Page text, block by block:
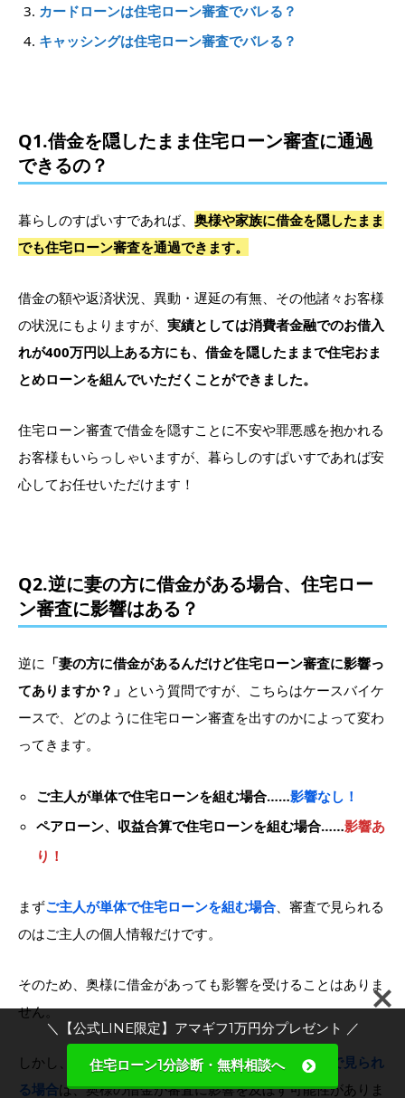
カードローンは住宅ローン審査でバレる？
キャッシングは住宅ローン審査でバレる？
Q1.借金を隠したまま住宅ローン審査に通過
できるの？
暮らしのすぱいすであれば、 奥様や家族に借金を隠したまま
でも住宅ローン審査を通過できます。
借金の額や返済状況、異動・遅延の有無、その他諸々お客様
の状況にもよりますが、 実績としては消費者金融でのお借入
れが400万円以上ある方にも、借金を隠したままで住宅おま
とめローンを組んでいただくことができました。
住宅ローン審査で借金を隠すことに不安や罪悪感を抱かれる
お客様もいらっしゃいますが、暮らしのすぱいすであれば安
心してお任せいただけます！
Q2.逆に妻の方に借金がある場合、住宅ロー
ン審査に影響はある？
逆に 「妻の方に借金があるんだけど住宅ローン審査に影響っ
てありますか？」 という質問ですが、こちらはケースバイケ
ースで、どのように住宅ローン審査を出すのかによって変わ
ってきます。
ご主人が単体で住宅ローンを組む場合……影響なし！
ペアローン、収益合算で住宅ローンを組む場合……影響あ
り！
まずご主人が単体で住宅ローンを組む場合、審査で見られる
のはご主人の個人情報だけです。
そのため、奥様に借金があっても影響を受けることはありま
せん。
しかし、
ペアローンや収益合算で奥様の個人情報まで見られ
る場合は、奥様の借金が審査に影響を及ぼす可能性がありま
＼【公式LINE限定】アマギフ1万円分プレゼント ／
住宅ローン1分診断・無料相談へ